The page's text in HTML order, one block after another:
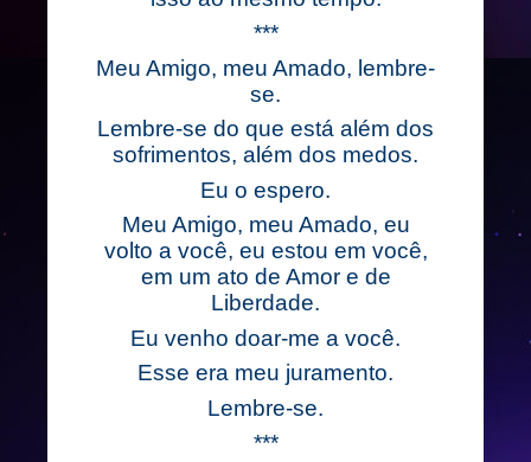
***
Meu Amigo, meu Amado, lembre-
se.
Lembre-se do que está além dos
sofrimentos, além dos medos.
Eu o espero.
Meu Amigo, meu Amado, eu
volto a você, eu estou em você,
em um ato de Amor e de
Liberdade.
Eu venho doar-me a você.
Esse era meu juramento.
Lembre-se.
***